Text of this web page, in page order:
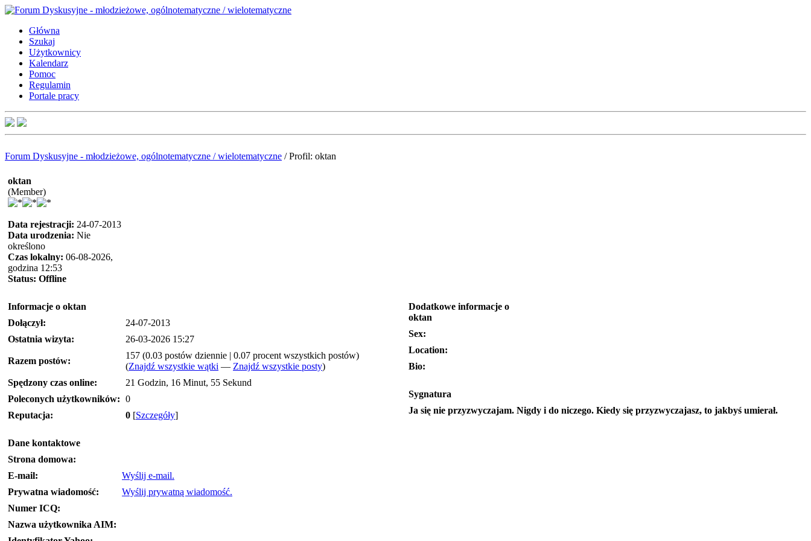
Główna
Szukaj
Użytkownicy
Kalendarz
Pomoc
Regulamin
Portale pracy
Forum Dyskusyjne - młodzieżowe, ogólnotematyczne / wielotematyczne /Profil: oktan
oktan
(Member)
Data rejestracji: 24-07-2013
Data urodzenia: Nie
określono
Czas lokalny: 06-08-2026,
godzina 12:53
Status: Offline
Informacje o oktan
Dołączył:
24-07-2013
Ostatnia wizyta:
26-03-2026 15:27
Razem postów:
157 (0.03 postów dziennie | 0.07 procent wszystkich postów)
(Znajdź wszystkie wątki — Znajdź wszystkie posty)
Spędzony czas online:
21 Godzin, 16 Minut, 55 Sekund
Poleconych użytkowników: 0
Reputacja:
0 [Szczegóły]
Dane kontaktowe
Strona domowa:
E-mail:
Wyślij e-mail.
Prywatna wiadomość:
Wyślij prywatną wiadomość.
Numer ICQ:
Nazwa użytkownika AIM:
Dodatkowe informacje o
oktan
Sex:
Location:
Bio:
Sygnatura
Ja się nie przyzwyczajam. Nigdy i do niczego. Kiedy się przyzwyczajasz, to jakbyś umierał.